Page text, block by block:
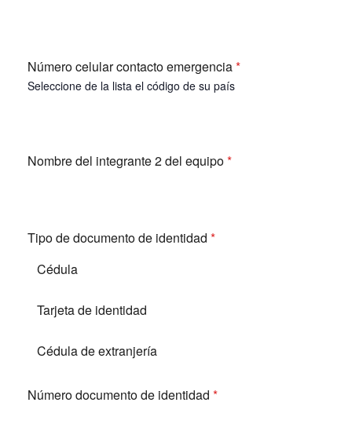
Número celular contacto emergencia*
Seleccione de la lista el código de su país
Nombre del integrante 2 del equipo*
Tipo de documento de identidad *
Cédula
Tarjeta de identidad
Cédula de extranjería
Número documento de identidad *